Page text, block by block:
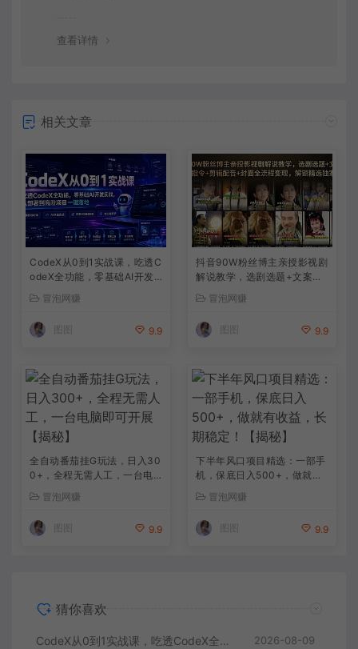
查看详情
相关文章
CodeX从0到1实战课，吃透C
odeX全功能，零基础AI开发
实战，从部署到高阶项目一键
落地
冒泡网赚
9.9
抖音90W粉丝博主亲授影视剧
解说教学，选剧选题+文案模
板+AI指令+剪辑配音+封面全
流程变现，解锁精选独家收益
冒泡网赚
9.9
全自动番茄挂G玩法，日入30
0+，全程无需人工，一台电
脑即可开展【揭秘】
冒泡网赚
9.9
下半年风口项目精选：一部手
机，保底日入500+，做就有
收益，长期稳定！【揭秘】
冒泡网赚
9.9
猜你喜欢
CodeX从0到1实战课，吃透CodeX全功能，零基础AI开发实战，从部署到高阶项目一键落地 2026-08-09